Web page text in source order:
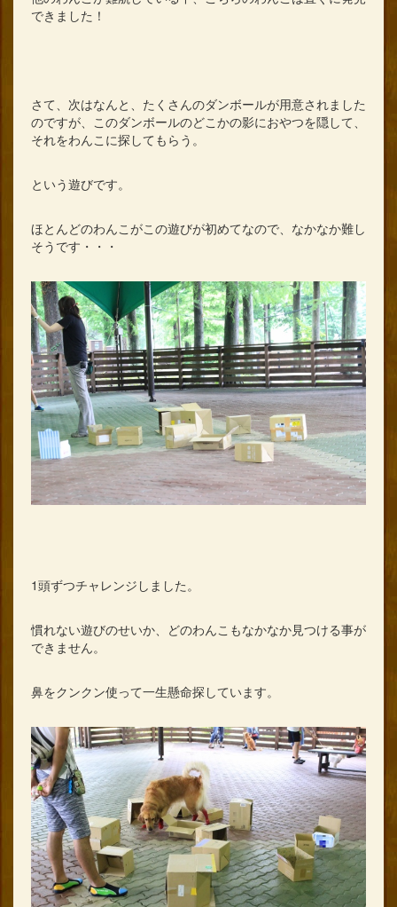
できました！
さて、次はなんと、たくさんのダンボールが用意されました
のですが、このダンボールのどこかの影におやつを隠して、
それをわんこに探してもらう。
という遊びです。
ほとんどのわんこがこの遊びが初めてなので、なかなか難し
そうです・・・
1頭ずつチャレンジしました。
慣れない遊びのせいか、どのわんこもなかなか見つける事が
できません。
鼻をクンクン使って一生懸命探しています。